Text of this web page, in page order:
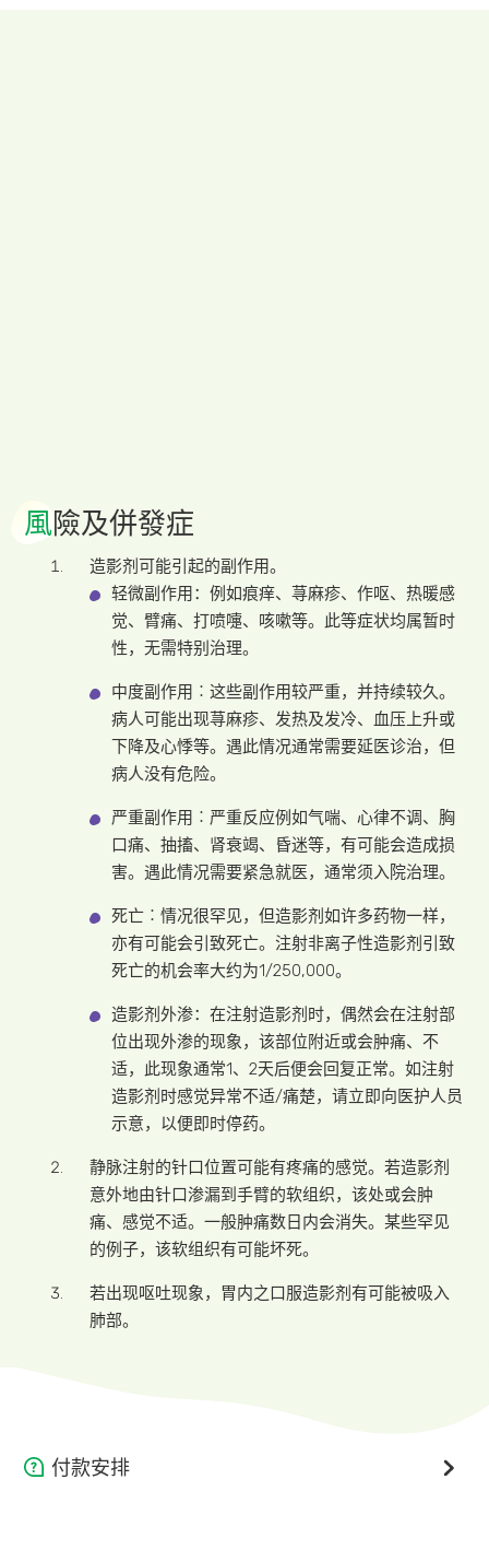
風險及併發症
造影剂可能引起的副作用。
轻微副作用：例如痕痒、荨麻疹、作呕、热暖感
觉、臂痛、打喷嚏、咳嗽等。此等症状均属暂时
性，无需特别治理。
中度副作用︰这些副作用较严重，并持续较久。
病人可能出现荨麻疹、发热及发冷、血压上升或
下降及心悸等。遇此情况通常需要延医诊治，但
病人没有危险。
严重副作用︰严重反应例如气喘、心律不调、胸
口痛、抽搐、肾衰竭、昏迷等，有可能会造成损
害。遇此情况需要紧急就医，通常须入院治理。
死亡︰情况很罕见，但造影剂如许多药物一样，
亦有可能会引致死亡。注射非离子性造影剂引致
死亡的机会率大约为1/250,000。
造影剂外渗：在注射造影剂时，偶然会在注射部
位出现外渗的现象，该部位附近或会肿痛、不
适，此现象通常1、2天后便会回复正常。如注射
造影剂时感觉异常不适/痛楚，请立即向医护人员
示意，以便即时停药。
静脉注射的针口位置可能有疼痛的感觉。若造影剂
意外地由针口渗漏到手臂的软组织，该处或会肿
痛、感觉不适。一般肿痛数日内会消失。某些罕见
的例子，该软组织有可能坏死。
若出现呕吐现象，胃内之口服造影剂有可能被吸入
肺部。
付款安排